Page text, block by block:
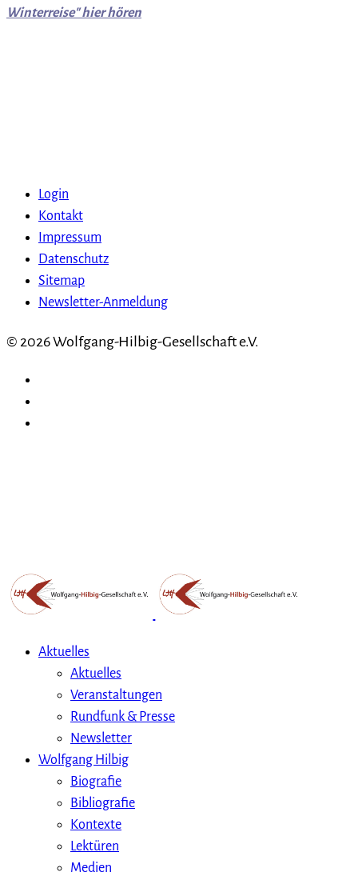
Winterreise" hier hören
Login
Kontakt
Impressum
Datenschutz
Sitemap
Newsletter-Anmeldung
© 2026 Wolfgang-Hilbig-Gesellschaft e.V.
Aktuelles
Aktuelles
Veranstaltungen
Rundfunk & Presse
Newsletter
Wolfgang Hilbig
Biografie
Bibliografie
Kontexte
Lektüren
Medien